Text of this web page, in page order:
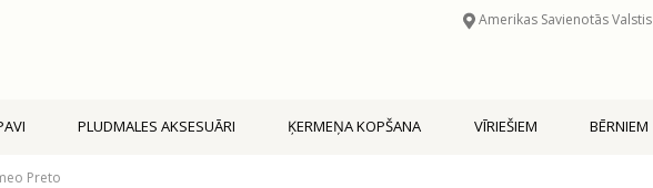
Amerikas Savienotās Valstis
PLUDMALES AKSESUĀRI ĶERMEŅA KOPŠANA VĪRIEŠIEM BĒRNIEM
Preto